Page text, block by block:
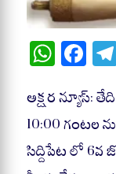
W
ha
ts
A
pp
Fa
ce
bo
ok
అక్షర న్యూస్:
10:00 గంటల
సిద్దిపేట లో 6వ